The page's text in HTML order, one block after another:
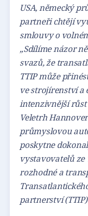
USA, německý
partneři chtějí
smlouvy o
„Sdílíme názor
svazů, že
TTIP může
ve strojírenství a
intenzivnější
Veletrh
průmyslovou
poskytne
vystavovatelů
rozhodné a
partnerství